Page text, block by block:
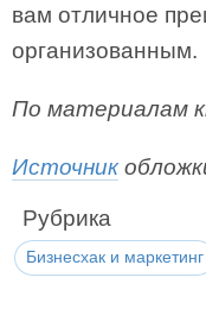
вам отличное
организованным.
По материалам
Источник
Рубрика
Бизнесхак и маркетинг